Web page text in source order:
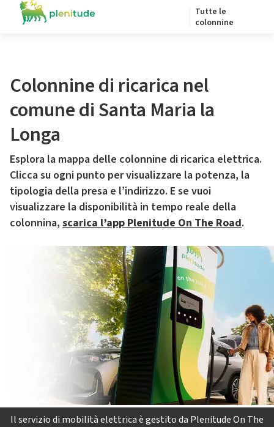
Tutte le
colonnine
Colonnine di ricarica nel
comune di Santa Maria la
Longa
Esplora la mappa delle colonnine di ricarica elettrica.
Clicca su ogni punto per visualizzare la potenza, la
tipologia della presa e l’indirizzo. E se vuoi
visualizzare la disponibilità in tempo reale della
colonnina, scarica l’app Plenitude On The Road.
Il servizio di mobilità elettrica è gestito da Plenitude On The